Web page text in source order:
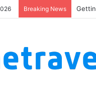
Breaking News